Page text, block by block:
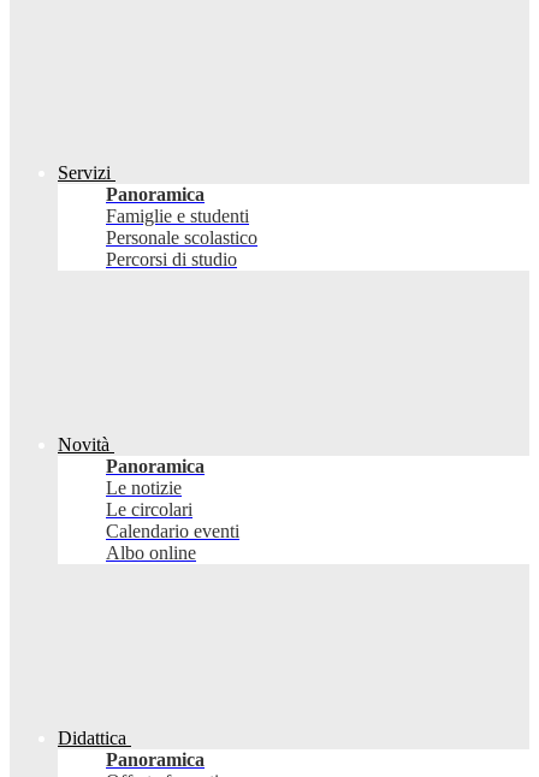
Servizi
Panoramica
Famiglie e studenti
Personale scolastico
Percorsi di studio
Novità
Panoramica
Le notizie
Le circolari
Calendario eventi
Albo online
Didattica
Panoramica